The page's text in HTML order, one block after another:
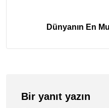
Dünyanın En
Bir yanıt yazın